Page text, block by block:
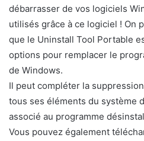
débarrasser de vos logiciels
utilisés grâce à ce logiciel ! On
que le Uninstall Tool Portable
options pour remplacer le
de Windows.
Il peut compléter la
tous ses éléments du système
associé au programme
Vous pouvez également